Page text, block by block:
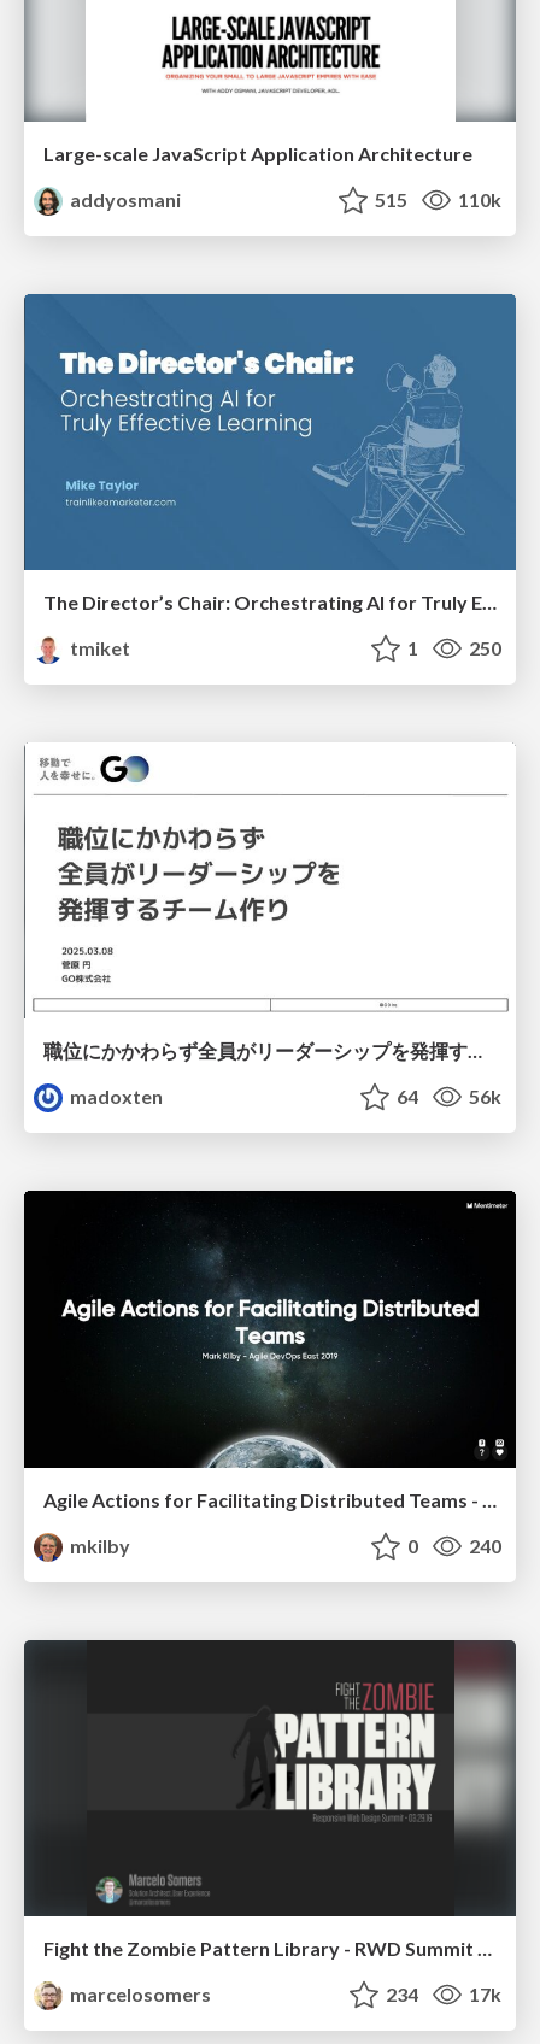
Large-scale JavaScript Application Architecture
addyosmani
515 110k
The Director’s Chair: Orchestrating AI for Truly Effective Learning
tmiket
1 250
職位にかかわらず全員がリーダーシップを発揮するチーム作り / Building a team where everyone can demonstrate leadership regardless of position
madoxten
64 56k
Agile Actions for Facilitating Distributed Teams - ADO2019
mkilby
0 240
Fight the Zombie Pattern Library - RWD Summit 2016
marcelosomers
234 17k